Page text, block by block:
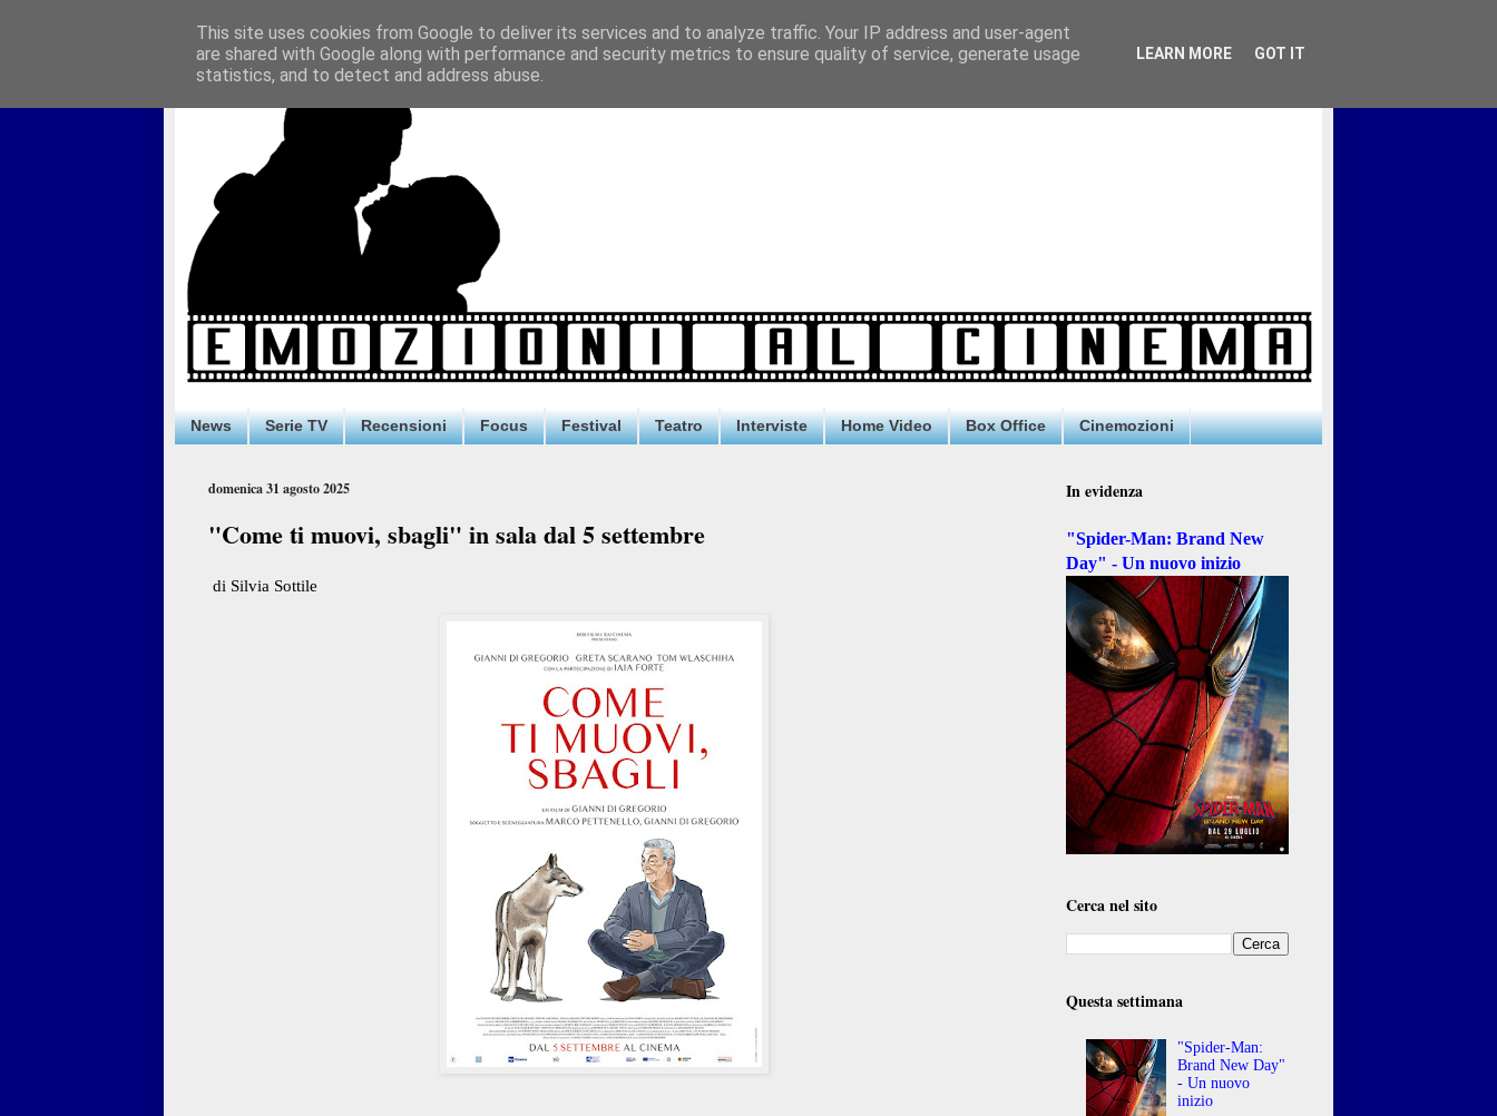
News Serie TV Recensioni Focus Festival Teatro Interviste Home Video Box Office Cinemozioni
domenica 31 agosto 2025
"Come ti muovi, sbagli" in sala dal 5 settembre
di Silvia Sottile
In evidenza
"Spider-Man: Brand New
Day" - Un nuovo inizio
Cerca nel sito
Questa settimana
"Spider-Man:
Brand New Day"
- Un nuovo
inizio
This site uses cookies from Google to deliver its services and to analyze traffic. Your IP address and user-agent
are shared with Google along with performance and security metrics to ensure quality of service, generate usage
statistics, and to detect and address abuse.
LEARN MORE GOT IT